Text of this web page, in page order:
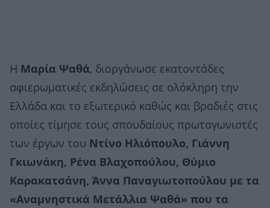
Η Μαρία Ψαθά, διοργάνωσε εκατοντάδες
αφιερωματικές εκδηλώσεις σε ολόκληρη την
Ελλάδα και το εξωτερικό καθώς και βραδιές στις
οποίες τίμησε τους σπουδαίους πρωταγωνιστές
των έργων του Ντίνο Ηλιόπουλο, Γιάννη
Γκιωνάκη, Ρένα Βλαχοπούλου, Θύμιο
Καρακατσάνη, Άννα Παναγιωτοπούλου με τα
«Αναμνηστικά Μετάλλια Ψαθά» που τα